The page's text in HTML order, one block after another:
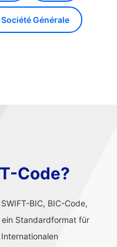
Société Générale
Code?
BIC, BIC-Code,
Standardformat für